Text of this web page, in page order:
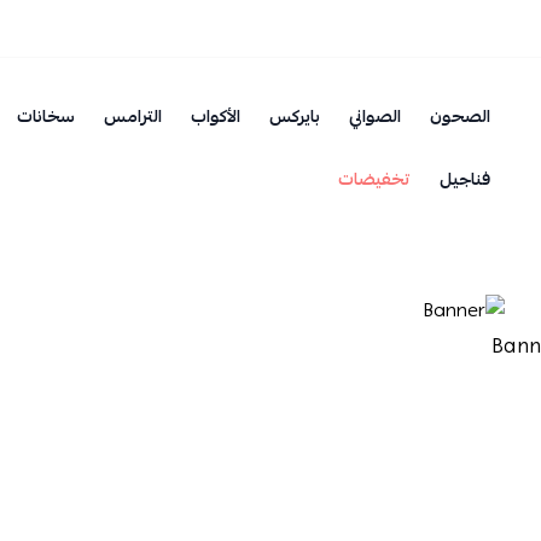
الصحون الصواني بايركس الأكواب الترامس
سخانات
فناجيل
تخفيضات